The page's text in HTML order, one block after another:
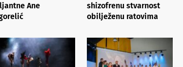
Ane
shizofrenu stvarnost
obilježenu ratovima